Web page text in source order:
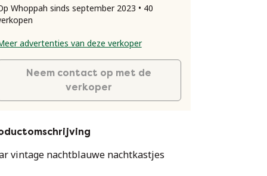
Whoppah sinds september 2023 • 40
advertenties van deze verkoper
Neem contact op met de
verkoper
vintage nachtblauwe nachtkastjes